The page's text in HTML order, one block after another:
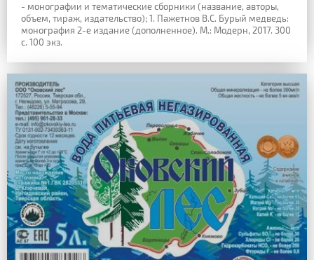
- монографии и тематические сборники (название, авторы,
объем, тираж, издательство); 1. Пажетнов В.С. Бурый медведь:
монография 2-е издание (дополненное). М.: Модерн, 2017. 300
с. 100 экз.